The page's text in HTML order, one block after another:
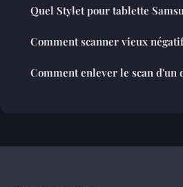
Quel Stylet pour tablette
Comment scanner vieux
Comment enlever le scan d'un